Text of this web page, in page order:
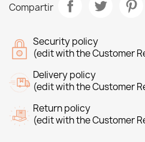
Compartir
Security policy
(edit with the Customer
Delivery policy
(edit with the Customer
Return policy
(edit with the Customer